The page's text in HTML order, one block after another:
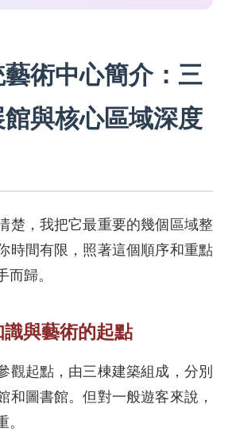
藝術中心簡介：三
與核心區域深度
楚，我把它最重要的幾個區域整
時間有限，照著這個順序和重點
歸。
與藝術的起點
觀起點，由三棟建築組成，分別
和圖書館。但對一般遊客來說，